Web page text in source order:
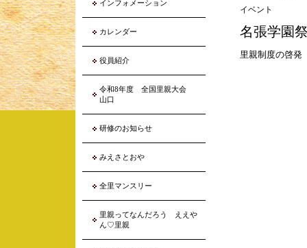
イベント
名張学園
里親制度の啓
インフォメーション
カレンダー
役員紹介
令和8年度 全国里親大会
山口
研修のお知らせ
みえさとおや
全里マンスリー
里親ってなんだろう ええや
ん♡里親